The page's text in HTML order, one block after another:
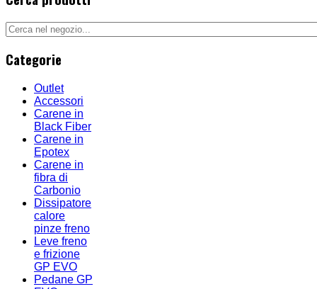
Categorie
Outlet
Accessori
Carene in
Black Fiber
Carene in
Epotex
Carene in
fibra di
Carbonio
Dissipatore
calore
pinze freno
Leve freno
e frizione
GP EVO
Pedane GP